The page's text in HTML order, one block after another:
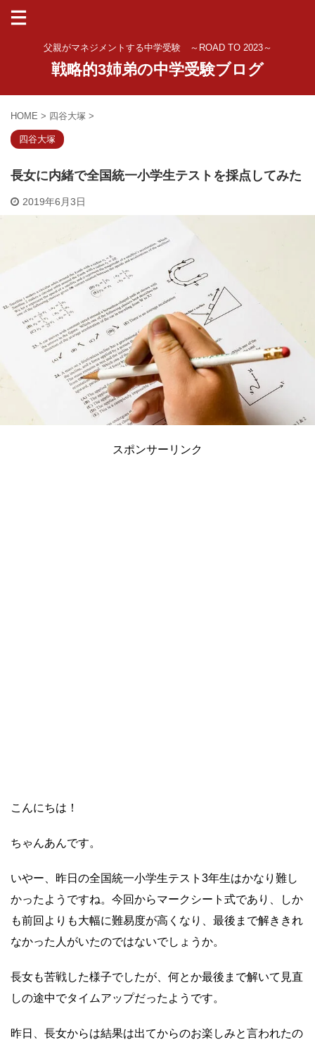
父親がマネジメントする中学受験 ～ROAD TO 2023～
戦略的3姉弟の中学受験ブログ
HOME > 四谷大塚 >
四谷大塚
長女に内緒で全国統一小学生テストを採点してみた
2019年6月3日
スポンサーリンク
こんにちは！
ちゃんあんです。
いやー、昨日の全国統一小学生テスト3年生はかなり難し
かったようですね。今回からマークシート式であり、しか
も前回よりも大幅に難易度が高くなり、最後まで解ききれ
なかった人がいたのではないでしょうか。
長女も苦戦した様子でしたが、何とか最後まで解いて見直
しの途中でタイムアップだったようです。
昨日、長女からは結果は出てからのお楽しみと言われたの